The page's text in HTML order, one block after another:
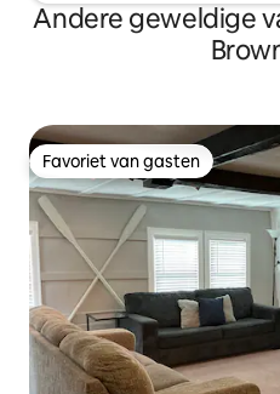
Andere geweldige
Favoriet van gasten
Favoriet van gasten